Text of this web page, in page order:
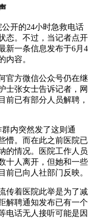
开的24小时急救电话
态。不过，当记者点开
新一条信息发布于6月4
内容。
官方微信公众号仍在继
士张女士告诉记者，网
前已有部分人员解聘，
内突然发了这则通
懵。而在此之前医院已
的情况。医院工作人员
十人离开，但她和一些
前已向人社部门反映。
传着医院此举是为了减
解聘通知发布已有一个
电话无人接听可能是因